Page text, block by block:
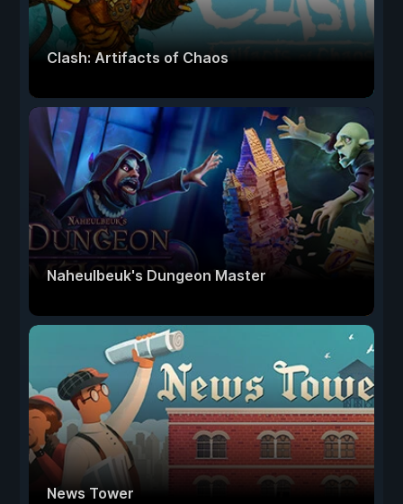
Clash: Artifacts of Chaos
Naheulbeuk's Dungeon Master
News Tower